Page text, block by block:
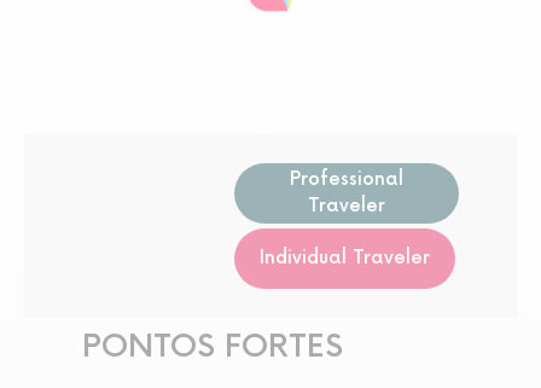
Professional
Traveler
Individual Traveler
PONTOS FORTES